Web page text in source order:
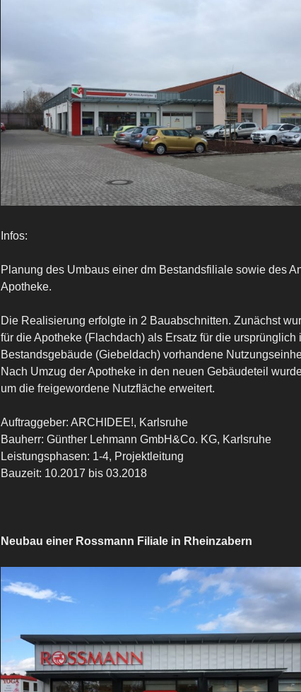
Infos:
Planung des Umbaus einer dm Bestandsfiliale sowie des
Apotheke.
Die Realisierung erfolgte in 2 Bauabschnitten. Zunächst
für die Apotheke (Flachdach) als Ersatz für die ursprünglich
Bestandsgebäude (Giebeldach) vorhandene
Nach Umzug der Apotheke in den neuen Gebäudeteil
um die freigewordene Nutzfläche erweitert.
Auftraggeber: ARCHIDEE!, Karlsruhe
Bauherr: Günther Lehmann GmbH&Co. KG, Karlsruhe
Leistungsphasen: 1-4, Projektleitung
Bauzeit: 10.2017 bis 03.2018
Neubau einer Rossmann Filiale in Rheinzabern